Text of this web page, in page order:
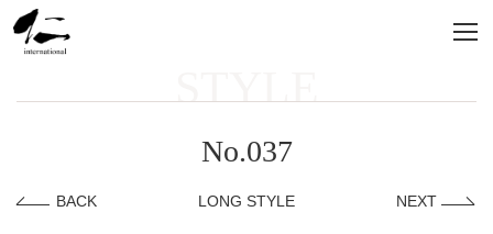
STYLE
No.037
BACK LONG STYLE NEXT